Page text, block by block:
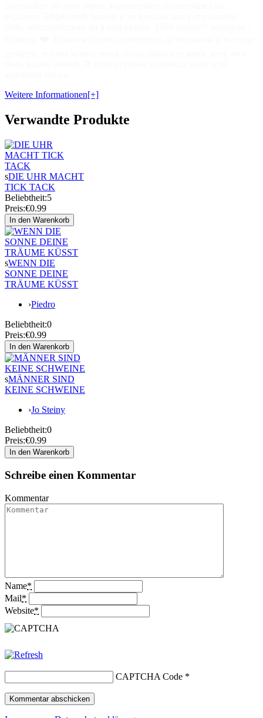
Weitere Informationen[+]
Verwandte Produkte
sDIE UHR MACHT
TICK TACK
Beliebtheit:5
Preis:€0.99
sWENN DIE
SONNE DEINE
TRÄUME KÜSST
›Piedro
Beliebtheit:0
Preis:€0.99
sMÄNNER SIND
KEINE SCHWEINE
›Jo Steiny
Beliebtheit:0
Preis:€0.99
Schreibe einen Kommentar
Kommentar
Name*
Mail*
Website*
CAPTCHA Code *